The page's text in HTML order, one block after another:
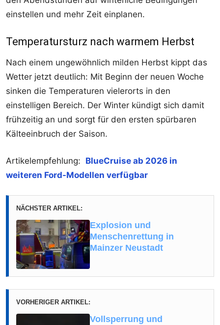
einstellen und mehr Zeit einplanen.
Temperatursturz nach warmem Herbst
Nach einem ungewöhnlich milden Herbst kippt das
Wetter jetzt deutlich: Mit Beginn der neuen Woche
sinken die Temperaturen vielerorts in den
einstelligen Bereich. Der Winter kündigt sich damit
frühzeitig an und sorgt für den ersten spürbaren
Kälteeinbruch der Saison.
Artikelempfehlung: BlueCruise ab 2026 in
weiteren Ford-Modellen verfügbar
NÄCHSTER ARTIKEL:
Explosion und
Menschenrettung in
Mainzer Neustadt
VORHERIGER ARTIKEL:
Vollsperrung und